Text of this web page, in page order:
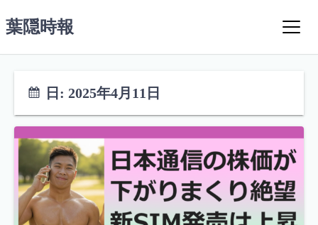
ン
ン
葉隠時報
日: 2025年4月11日